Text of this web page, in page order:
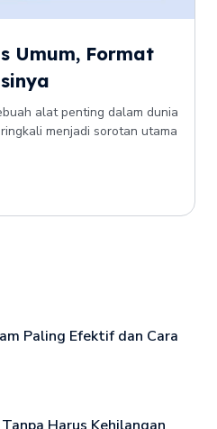
Umum, Format
alat penting dalam dunia
menjadi sorotan utama
Paling Efektif dan Cara